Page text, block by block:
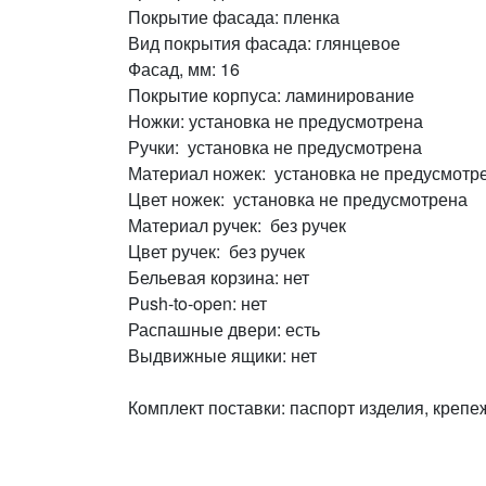
Покрытие фасада: пленка
Вид покрытия фасада: глянцевое
Фасад, мм: 16
Покрытие корпуса: ламинирование
Ножки: установка не предусмотрена
Ручки: установка не предусмотрена
Материал ножек: установка не
Цвет ножек: установка не предусмотрена
Материал ручек: без ручек
Цвет ручек: без ручек
Бельевая корзина: нет
Push-to-open: нет
Распашные двери: есть
Выдвижные ящики: нет
Комплект поставки: паспорт изделия,